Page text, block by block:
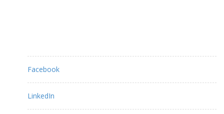
Facebook
LinkedIn